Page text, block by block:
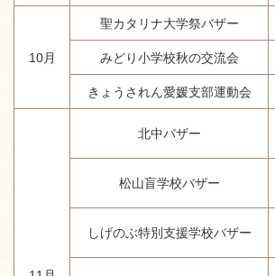
10月
聖カタリナ大学祭バザー
みどり小学校秋の交流会
きょうされん愛媛支部運動会
北中バザー
松山盲学校バザー
しげのぶ特別支援学校バザー